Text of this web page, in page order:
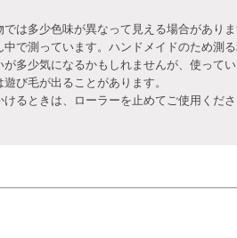
では多少色味が異なって見える場合がありま
中で測っています。ハンドメイドのため測
が多少気になるかもしれませんが、使って
遊び毛が出ることがあります。
るときは、ローラーを止めてご使用くだ